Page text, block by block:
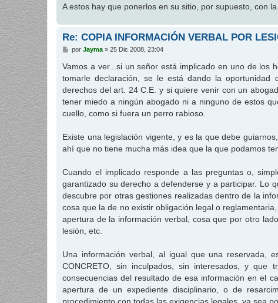
A estos hay que ponerlos en su sitio, por supuesto, con la
Re: COPIA INFORMACIÓN VERBAL POR
M
n
s
a
e
por Jayma» 25 Dic 2008, 23:04
Vamos a ver...si un señor está implicado en uno de los
tomarle declaración, se le está dando la
derechos del art. 24 C.E. y si quiere venir con un
tener miedo a ningún abogado ni a ninguno de estos
cuello, como si fuera un perro rabioso.
Existe una legislación vigente, y es la que debe
ahí que no tiene mucha más idea que la que podamos
Cuando el implicado responde a las preguntas o,
garantizado su derecho a defenderse y a participar. Lo
descubre por otras gestiones realizadas dentro de la
cosa que la de no existir obligación legal o
apertura de la información verbal, cosa que por otro
lesión, etc.
Una información verbal, al igual que una reservada,
CONCRETO, sin inculpados, sin interesados, y
consecuencias del resultado de esa información en el
apertura de un expediente disciplinario, o de
procedimiento con todas las exigencias legales, ya sea